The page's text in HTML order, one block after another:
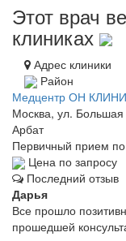
Этот врач
клиниках
Адрес клиники
Район
Медцентр ОН
Москва, ул.
Арбат
Первичный прием по
Цена по запросу
Последний отзыв
Дарья
Все прошло
прошедшей